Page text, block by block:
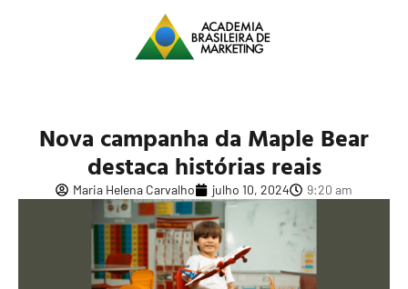
Nova campanha da Maple Bear
destaca histórias reais
Maria Helena Carvalho julho 10, 2024 9:20 am